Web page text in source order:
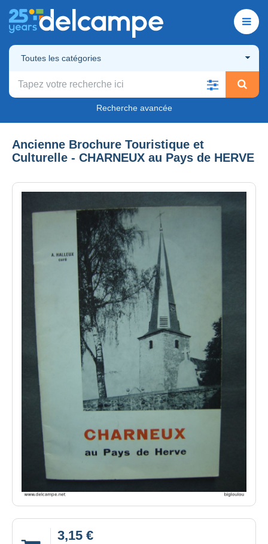
Toutes les catégories
Recherche avancée
Ancienne Brochure Touristique et
Culturelle - CHARNEUX au Pays de HERVE
3,15 €